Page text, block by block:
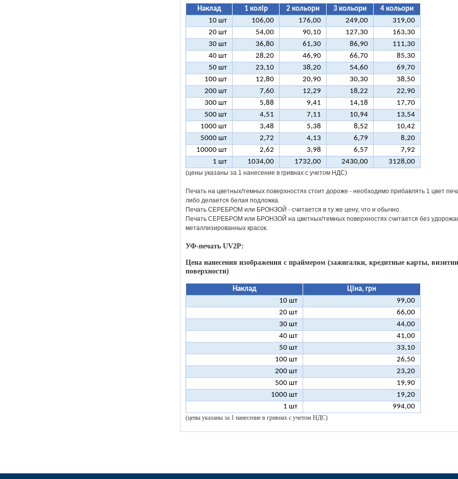
Наклад 1 колір 2 кольори 3 кольори
4 кольори
10 шт
106,00 176,00 249,00
319,00
20 шт
54,00 90,10 127,30
163,30
30 шт
36,80 61,30 86,90
111,30
40 шт
28,20 46,90 66,70
85,30
50 шт
23,10 38,20 54,60
69,70
100 шт
12,80 20,90 30,30
38,50
200 шт
7,60 12,29 18,22
22,90
300 шт
5,88 9,41 14,18
17,70
500 шт
4,51 7,11 10,94
13,54
1000 шт
3,48 5,38 8,52
10,42
5000 шт
2,72 4,13 6,79
8,20
10000 шт
2,62 3,98 6,57
7,92
1 шт
1034,00 1732,00 2430,00 3128,00
(цены указаны за 1 нанесение в гривнах с учетом НДС)
Печать на цветных/темных поверхностях стоит дороже - необходимо прибавлять 1 цвет
либо делается белая подложка.
Печать СЕРЕБРОМ или БРОНЗОЙ - считается в ту же цену, что и обычно.
Печать СЕРЕБРОМ или БРОНЗОЙ на цветных/темных поверхностях считается без
металлизированных красок.
УФ-печать UV2P:
Цена нанесения изображения c праймером (зажигалки, кредитные карты,
поверхности)
Наклад
Ціна, грн
10 шт
99,00
20 шт
66,00
30 шт
44,00
40 шт
41,00
50 шт
33,10
100 шт
26,50
200 шт
23,20
500 шт
19,90
1000 шт
19,20
1 шт
994,00
(цены указаны за 1 нанесение в гривнах с учетом НДС)